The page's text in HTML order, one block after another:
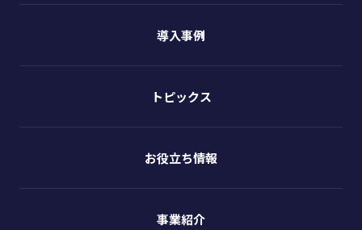
導入事例
トピックス
お役立ち情報
事業紹介